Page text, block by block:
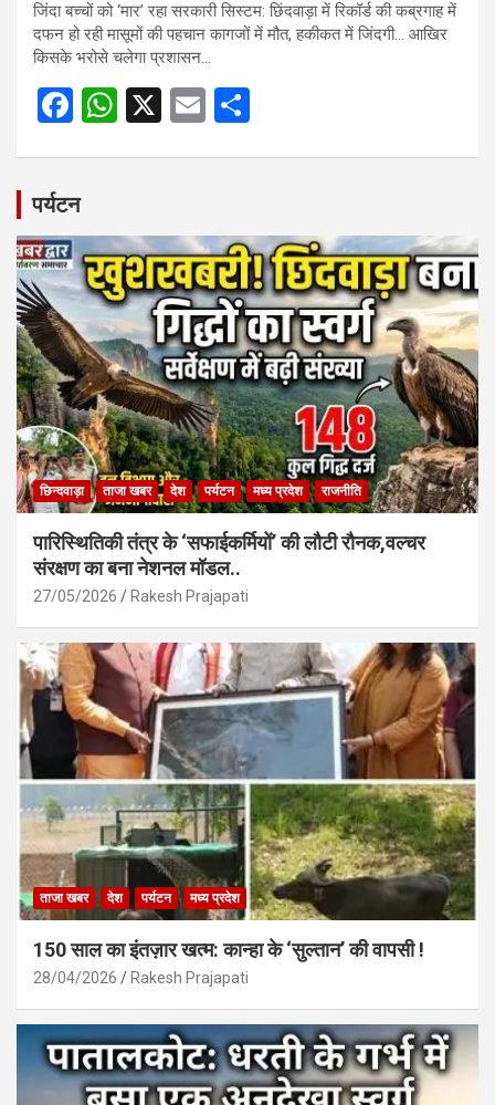
जिंदा बच्चों को ‘मार’ रहा सरकारी सिस्टम: छिंदवाड़ा में रिकॉर्ड की कब्रगाह में
दफन हो रही मासूमों की पहचान कागजों में मौत, हकीकत में जिंदगी… आखिर
किसके भरोसे चलेगा प्रशासन…
F
b
o
o
k
W
A
p
p
X
E
पर्यटन
छिन्दवाड़ा ताजा खबर देश पर्यटन मध्य प्रदेश राजनीति
पारिस्थितिकी तंत्र के ‘सफाईकर्मियों’ की लौटी रौनक,वल्चर
संरक्षण का बना नेशनल मॉडल..
27/05/2026 Rakesh Prajapati
ताजा खबर देश पर्यटन मध्य प्रदेश
150 साल का इंतज़ार खत्म: कान्हा के ‘सुल्तान’ की वापसी !
28/04/2026 Rakesh Prajapati